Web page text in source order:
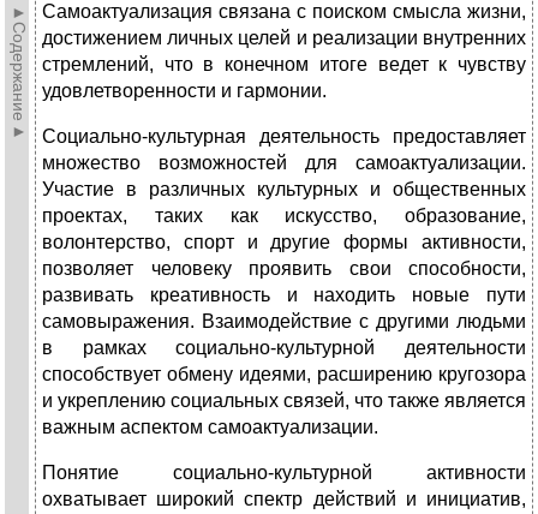
►Содержание►
Самоактуализация связана с поиском смысла жизни,
достижением личных целей и реализации внутренних
стремлений, что в конечном итоге ведет к чувству
удовлетворенности и гармонии.
Социально-культурная деятельность предоставляет
множество возможностей для самоактуализации.
Участие в различных культурных и общественных
проектах, таких как искусство, образование,
волонтерство, спорт и другие формы активности,
позволяет человеку проявить свои способности,
развивать креативность и находить новые пути
самовыражения. Взаимодействие с другими людьми
в рамках социально-культурной деятельности
способствует обмену идеями, расширению кругозора
и укреплению социальных связей, что также является
важным аспектом самоактуализации.
Понятие социально-культурной активности
охватывает широкий спектр действий и инициатив,